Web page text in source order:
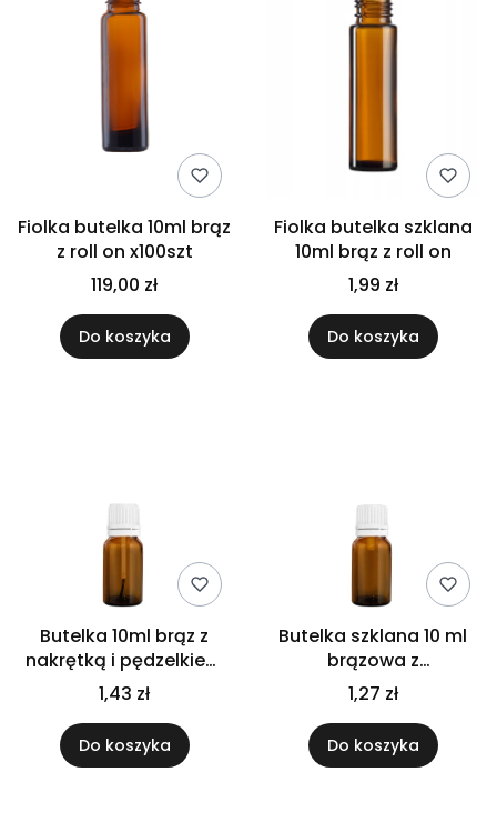
Fiolka butelka 10ml brąz
z roll on x100szt
119,00 zł
Do koszyka
Fiolka butelka szklana
10ml brąz z roll on
1,99 zł
Do koszyka
Butelka 10ml brąz z
nakrętką i pędzelkiem
białym
1,43 zł
Do koszyka
Butelka szklana 10 ml
brązowa z
kroplomierzem białym
– do olejków i serum
1,27 zł
Do koszyka